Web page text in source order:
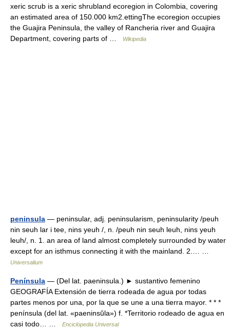
xeric scrub is a xeric shrubland ecoregion in Colombia, covering
an estimated area of 150.000 km2.ettingThe ecoregion occupies
the Guajira Peninsula, the valley of Rancheria river and Guajira
Department, covering parts of …
Wikipedia
peninsula — peninsular, adj. peninsularism, peninsularity /peuh
nin seuh lar i tee, nins yeuh /, n. /peuh nin seuh leuh, nins yeuh
leuh/, n. 1. an area of land almost completely surrounded by water
except for an isthmus connecting it with the mainland. 2.… …
Universalium
Península — (Del lat. paeninsula.) ► sustantivo femenino
GEOGRAFÍA Extensión de tierra rodeada de agua por todas
partes menos por una, por la que se une a una tierra mayor. * * *
península (del lat. «paeninsŭla») f. *Territorio rodeado de agua en
casi todo… …
Enciclopedia Universal